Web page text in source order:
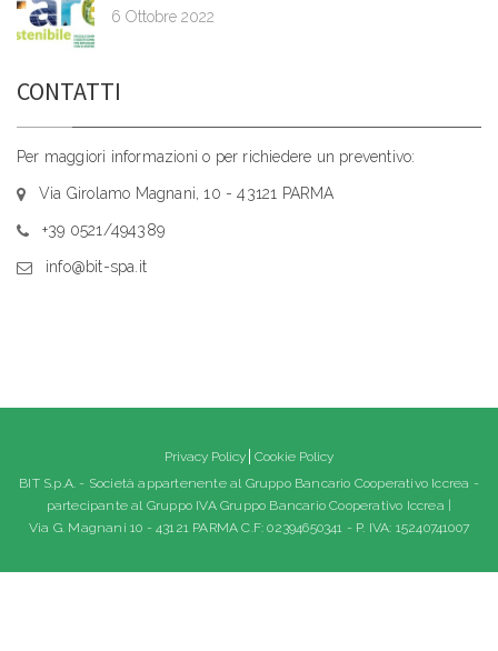
6 Ottobre 2022
CONTATTI
Per maggiori informazioni o per richiedere un preventivo:
Via Girolamo Magnani, 10 - 43121 PARMA
+39 0521/494389
info@bit-spa.it
Privacy Policy Cookie Policy
BIT S.p.A. - Società appartenente al Gruppo Bancario Cooperativo Iccrea -
partecipante al Gruppo IVA Gruppo Bancario Cooperativo Iccrea |
Via G. Magnani 10 - 43121 PARMA C.F: 02394650341 - P. IVA: 15240741007